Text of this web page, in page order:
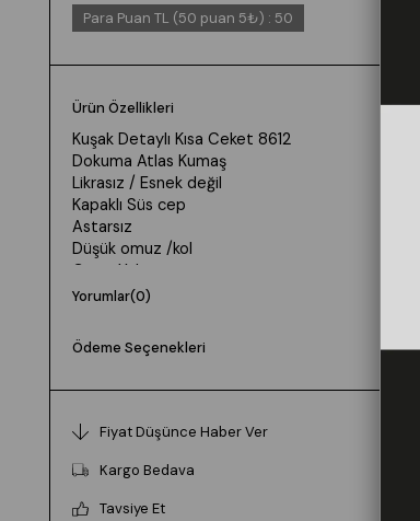
Para Puan TL (50 puan 5₺) : 50
Ürün Özellikleri
Kuşak Detaylı Kısa Ceket 8612
Dokuma Atlas Kumaş
Likrasız / Esnek değil
Kapaklı Süs cep
Astarsız
Düşük omuz /kol
Geniş Yaka
manken 36 beden 170 boy kilo 57 g:85 b:68 b:97
Yorumlar(0)
Ödeme Seçenekleri
Fiyat Düşünce Haber Ver
Kargo Bedava
Tavsiye Et